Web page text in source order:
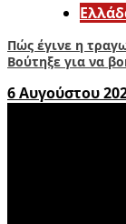
Πώς έγινε η
Βούτηξε για να
6 Αυγούστου